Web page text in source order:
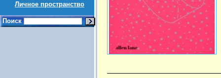
Личное пространство
Поиск